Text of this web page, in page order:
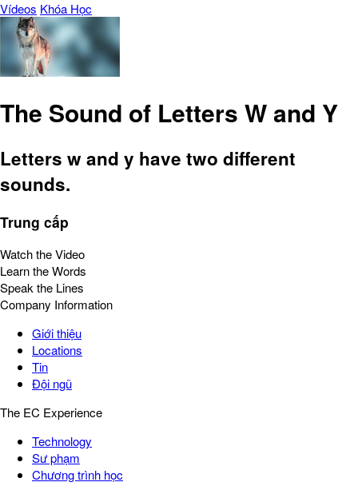
Vídeos Khóa Học
The Sound of Letters W and Y
Letters w and y have two different
sounds.
Trung cấp
Watch the Video
Learn the Words
Speak the Lines
Company Information
Giới thiệu
Locations
Tin
Đội ngũ
The EC Experience
Technology
Sư phạm
Chương trình học